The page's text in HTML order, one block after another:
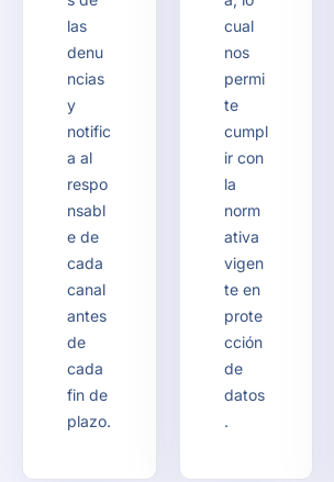
las
denu
ncias
y
notific
a al
respo
nsabl
e de
cada
canal
antes
de
cada
fin de
plazo.
cual
nos
permi
te
cumpl
ir con
la
norm
ativa
vigen
te en
prote
cción
de
datos
.